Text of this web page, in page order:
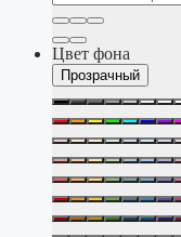
Цвет фона
Прозрачный